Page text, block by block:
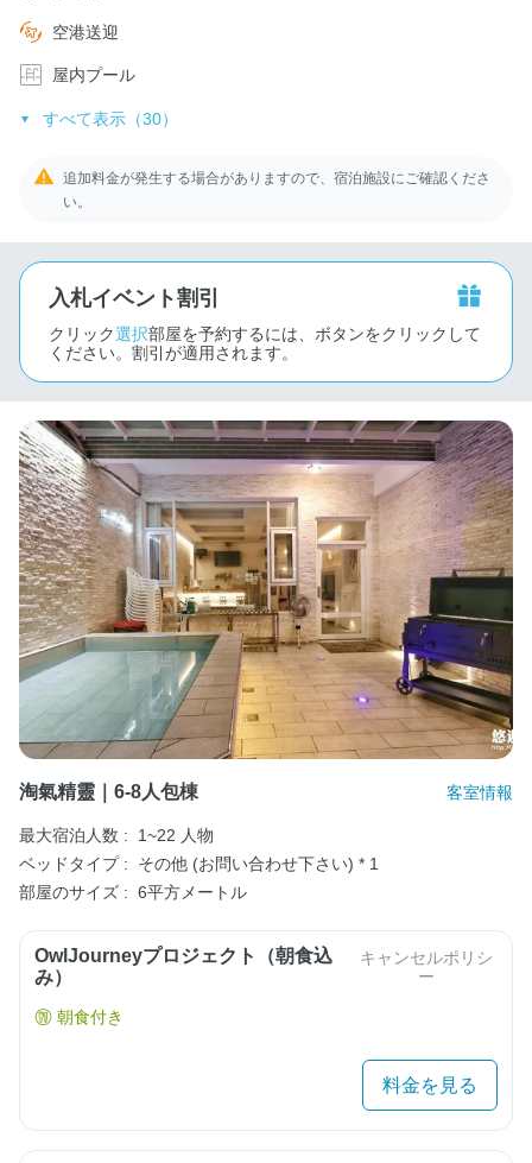
空港送迎
屋内プール
すべて表示（30）
追加料金が発生する場合がありますので、宿泊施設にご確認くださ
い。
入札イベント割引
クリック選択部屋を予約するには、ボタンをクリックして
ください。割引が適用されます。
淘氣精靈｜6-8人包棟 客室情報
最大宿泊人数 :
1~22 人物
ベッドタイプ :
その他 (お問い合わせ下さい) * 1
部屋のサイズ : 6平方メートル
OwlJourneyプロジェクト（朝食込
み）
キャンセルポリシ
ー
朝食付き
料金を見る